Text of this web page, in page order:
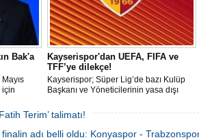
Bak'a
için
etti.
Kayserispor'dan UEFA, FIFA ve
TFF’ye dilekçe!
Kayserispor; Süper Lig’de bazı Kulüp
Başkanı ve Yöneticilerinin yasa dışı
ve FIFA’ya resmi dilekçe göndererek
ligin tescil edilmemesini talep edecek.
Terim’ talimatı!
adı belli oldu: Konyaspor -